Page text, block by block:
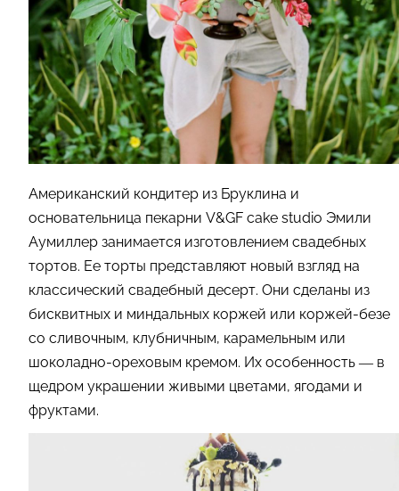
Американский кондитер из Бруклина и
основательница пекарни V&GF cake studio Эмили
Аумиллер занимается изготовлением свадебных
тортов. Ее торты представляют новый взгляд на
классический свадебный десерт. Они сделаны из
бисквитных и миндальных коржей или коржей-безе
со сливочным, клубничным, карамельным или
шоколадно-ореховым кремом. Их особенность — в
щедром украшении живыми цветами, ягодами и
фруктами.